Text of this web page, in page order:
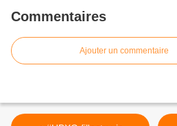
Commentaires
Ajouter un commentaire